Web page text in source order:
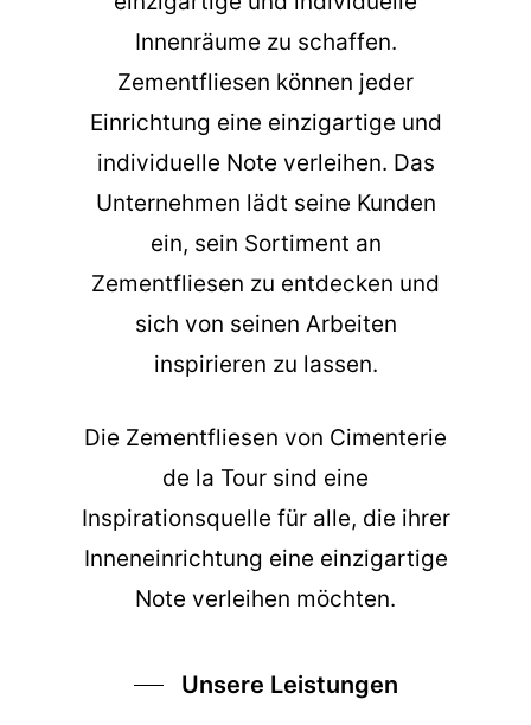
Innenräume zu schaffen.
Zementfliesen können jeder
Einrichtung eine einzigartige und
individuelle Note verleihen. Das
Unternehmen lädt seine Kunden
ein, sein Sortiment an
Zementfliesen zu entdecken und
sich von seinen Arbeiten
inspirieren zu lassen.
Die Zementfliesen von Cimenterie
de la Tour sind eine
Inspirationsquelle für alle, die ihrer
Inneneinrichtung eine einzigartige
Note verleihen möchten.
Unsere Leistungen